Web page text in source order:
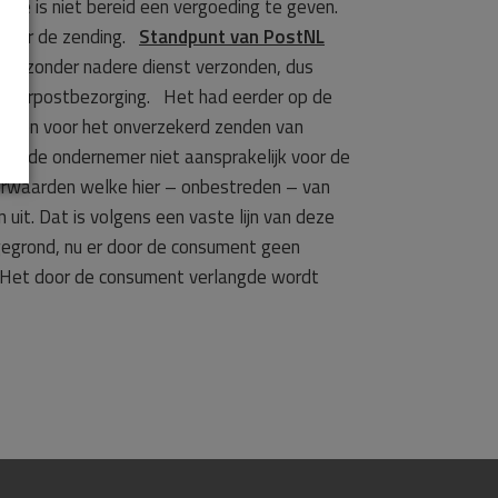
is niet bereid een vergoeding te geven.
de zending. Standpunt van PostNL
zonder nadere dienst verzonden, dus
terpostbezorging. Het had eerder op de
voor het onverzekerd zenden van
de ondernemer niet aansprakelijk voor de
welke hier – onbestreden – van
Dat is volgens een vaste lijn van deze
nu er door de consument geen
Het door de consument verlangde wordt